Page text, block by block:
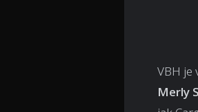
VBH je
Merly